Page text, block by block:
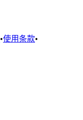
•使用条款•